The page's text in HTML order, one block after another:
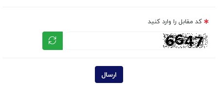
کد مقابل را وارد کنید
ارسال